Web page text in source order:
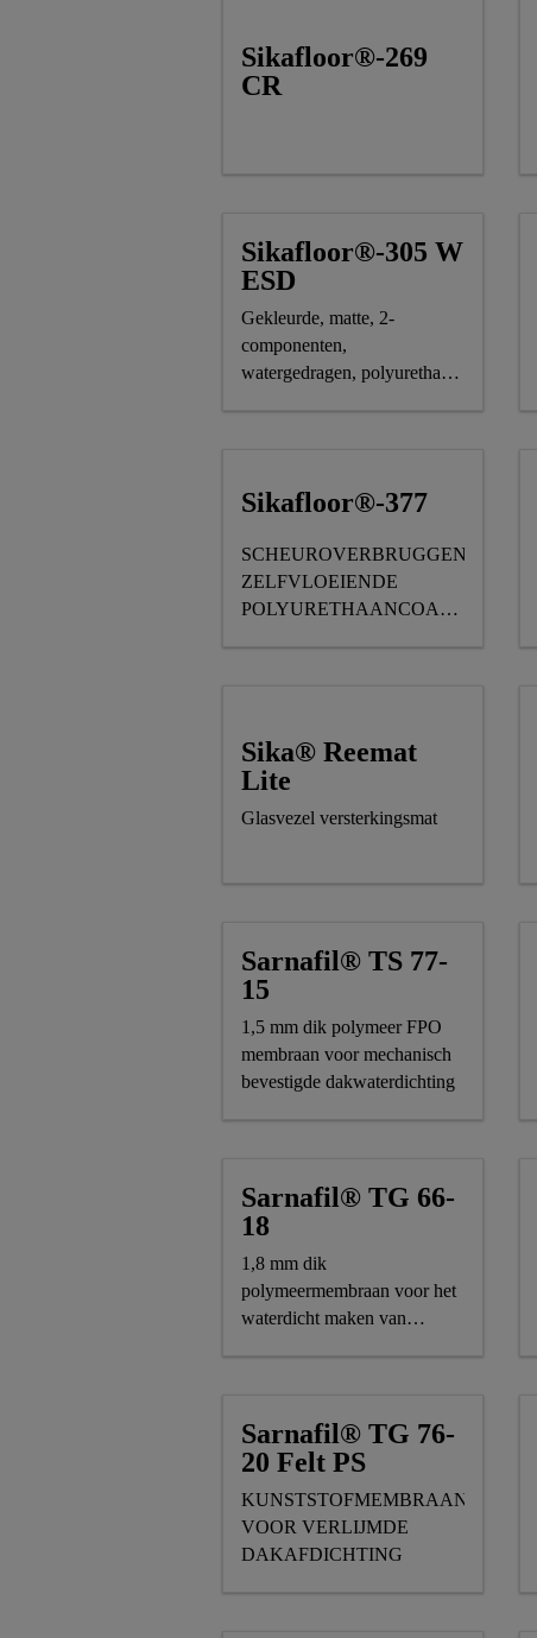
Sikafloor®-269
CR
Sikafloor®-305 W
ESD
Gekleurde, matte, 2-
componenten,
watergedragen, polyurethaan
Sikafloor®-377
SCHEUROVERBRUGGENDE,
ZELFVLOEIENDE
POLYURETHAANCOATING
Sika® Reemat
Lite
Glasvezel versterkingsmat
Sarnafil® TS 77-
15
1,5 mm dik polymeer FPO
membraan voor mechanisch
bevestigde dakwaterdichting
Sarnafil® TG 66-
18
1,8 mm dik
polymeermembraan voor het
waterdicht maken van
Sarnafil® TG 76-
20 Felt PS
KUNSTSTOFMEMBRAAN
VOOR VERLIJMDE
DAKAFDICHTING